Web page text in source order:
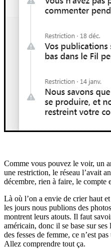
Comme vous pouvez le voir, un
une restriction, le réseau l’avait
décembre, rien à faire, le compte
Là où l’on a envie de crier haut
les jours nous publions des
montrent leurs atouts. Il faut
américain, donc il se base sur
des fesses de femme, ce n’est
Allez comprendre tout ça.